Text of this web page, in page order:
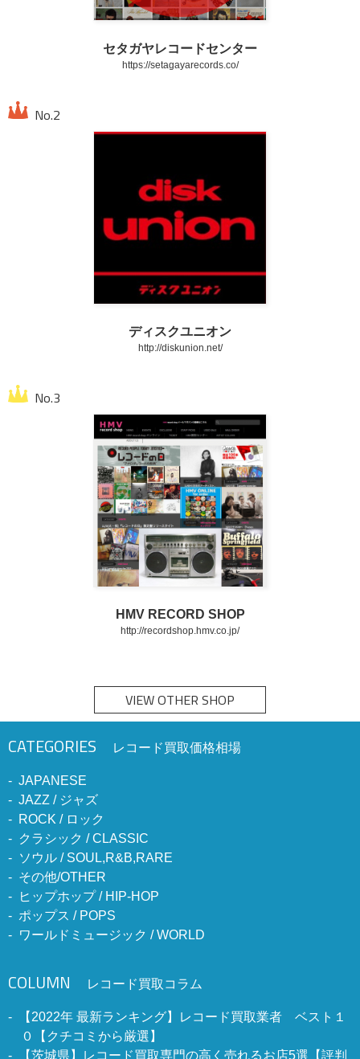
セタガヤレコードセンター
https://setagayarecords.co/
ディスクユニオン
http://diskunion.net/
HMV RECORD SHOP
http://recordshop.hmv.co.jp/
VIEW OTHER SHOP
CATEGORIES レコード買取価格相場
JAPANESE
JAZZ / ジャズ
ROCK / ロック
クラシック / CLASSIC
ソウル / SOUL,R&B,RARE
その他/OTHER
ヒップホップ / HIP-HOP
ポップス / POPS
ワールドミュージック / WORLD
COLUMN レコード買取コラム
【2022年 最新ランキング】レコード買取業者 ベスト１
０【クチコミから厳選】
【茨城県】レコード買取専門の高く売れるお店5選【評判